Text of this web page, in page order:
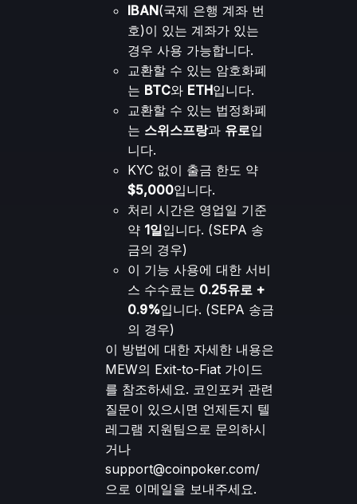
IBAN(국제 은행 계좌 번
호)이 있는 계좌가 있는
경우 사용 가능합니다.
교환할 수 있는 암호화폐
는 BTC와 ETH입니다.
교환할 수 있는 법정화폐
는 스위스프랑과 유로입
니다.
KYC 없이 출금 한도 약
$5,000입니다.
처리 시간은 영업일 기준
약 1일입니다. (SEPA 송
금의 경우)
이 기능 사용에 대한 서비
스 수수료는 0.25유로 +
0.9%입니다. (SEPA 송금
의 경우)
이 방법에 대한 자세한 내용은
MEW의 Exit-to-Fiat 가이드
를 참조하세요. 코인포커 관련
질문이 있으시면 언제든지 텔
레그램 지원팀으로 문의하시
거나
support@coinpoker.com/
으로 이메일을 보내주세요.